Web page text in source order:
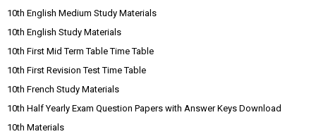
10th English Medium Study Materials
10th English Study Materials
10th First Mid Term Table Time Table
10th First Revision Test Time Table
10th French Study Materials
10th Half Yearly Exam Question Papers with Answer Keys Download
10th Materials